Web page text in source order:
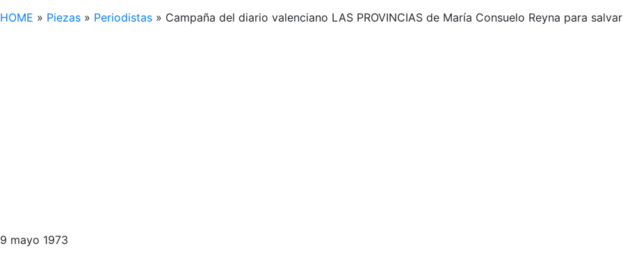
HOME » Piezas » Periodistas » Campaña del diario valenciano LAS PROVINCIAS de María Consuelo Reyna para
9 mayo 1973